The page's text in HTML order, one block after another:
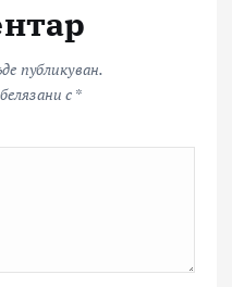
публикуван.
с *